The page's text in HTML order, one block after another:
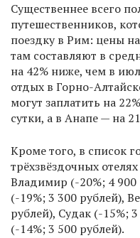
Существеннее всего
путешественников,
поездку в Рим: цены
там составляют в
на 42% ниже, чем в
отдых в Горно-
могут заплатить на
сутки, а в Анапе — на
Кроме того, в список
трёхзвёздочных
Владимир (-20%; 4 900
(-19%; 3 300 рублей),
рублей), Судак (-15%;
(-14%; 3 500 рублей).